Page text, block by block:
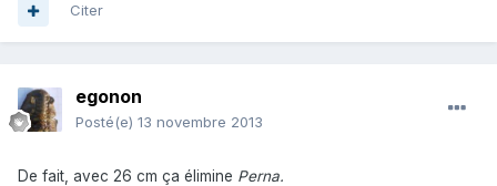
Citer
egonon
Posté(e) 13 novembre 2013
De fait, avec 26 cm ça élimine Perna.